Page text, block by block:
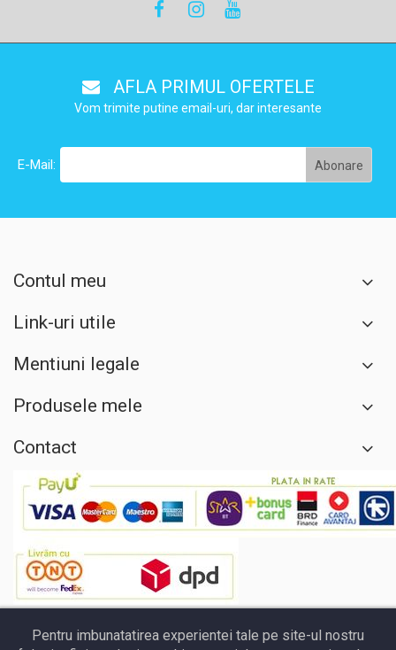
AFLA PRIMUL OFERTELE
Vom trimite putine email-uri, dar interesante
E-Mail:
Contul meu
Link-uri utile
Mentiuni legale
Produsele mele
Contact
Pentru imbunatatirea experientei tale pe site-ul nostru